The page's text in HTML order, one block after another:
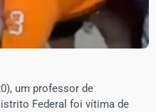
um professor de
Federal foi vítima de